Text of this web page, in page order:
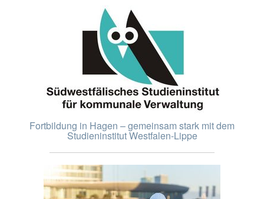
Fortbildung in Hagen – gemeinsam stark mit dem
Studieninstitut Westfalen-Lippe